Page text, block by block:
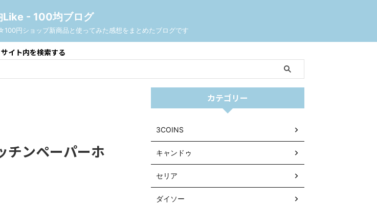
Like - 100均ブログ
円ショップ新商品と使ってみた感想をまとめたブログです
サイト内を検索する
チンペーパーホ
カテゴリー
3COINS
キャンドゥ
セリア
ダイソー